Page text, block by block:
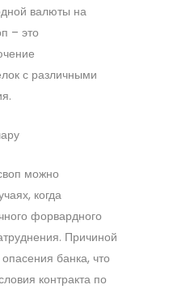
валюты на
– это
с различными
можно
когда
форвардного
Причиной
банка, что
контракта по